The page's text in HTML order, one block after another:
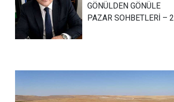
GÖNÜLDEN GÖNÜLE
PAZAR SOHBETLERİ – 2